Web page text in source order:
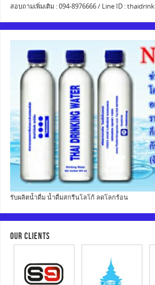
สอบถามเพิ่มเติม : 094-8976666 / Line ID : thaidrink
รับผลิตน้ำดื่ม น้ำดื่มสกรีนโลโก้ ลดโลกร้อน
OUR CLIENTS